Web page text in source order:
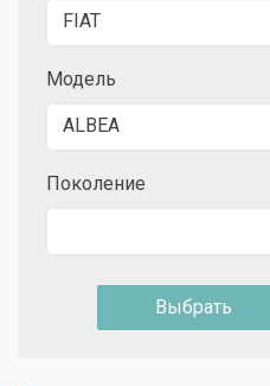
FIAT
Модель
ALBEA
Поколение
Выбрать